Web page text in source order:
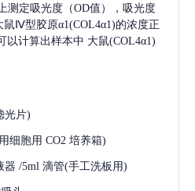
测定吸光度（OD值），吸光度
鼠Ⅳ型胶原α1(COL4α1)的浓度正
以计算出样本中 大鼠(COL4α1)
光片)
细胞用 CO2 培养箱)
器 /5ml 滴管(手工洗板用)